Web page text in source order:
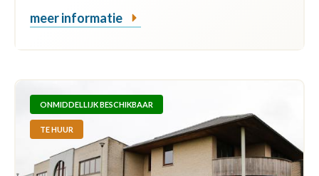
meer informatie
ONMIDDELLIJK BESCHIKBAAR
TE HUUR